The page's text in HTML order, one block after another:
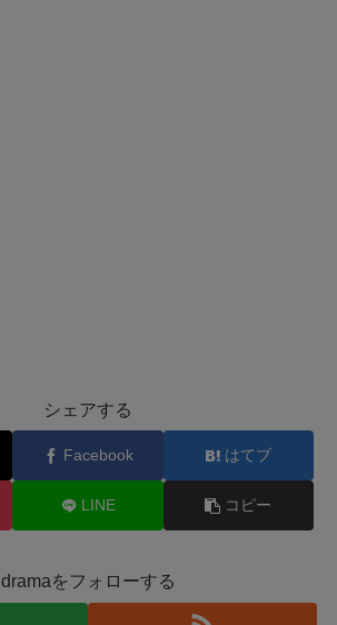
シェアする
Facebook はてブ
LINE コピー
dramaをフォローする